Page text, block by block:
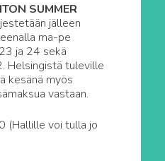
SUMMER
jälleen
ma-pe
ja 24 sekä
Helsingistä tuleville
kesänä myös
vastaan.
(Hallille voi tulla jo